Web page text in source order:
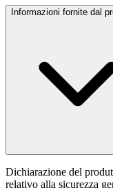
Informazioni fornite dal
Dichiarazione del
relativo alla sicurezza